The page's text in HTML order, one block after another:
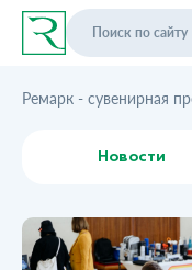
Ремарк - сувенирная
Новости